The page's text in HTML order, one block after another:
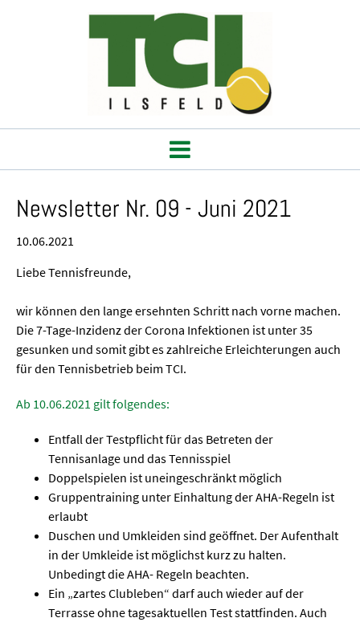
Newsletter Nr. 09 - Juni 2021
10.06.2021
Liebe Tennisfreunde,
wir können den lange ersehnten Schritt nach vorne machen.
Die 7-Tage-Inzidenz der Corona Infektionen ist unter 35
gesunken und somit gibt es zahlreiche Erleichterungen auch
für den Tennisbetrieb beim TCI.
Ab 10.06.2021 gilt folgendes:
Entfall der Testpflicht für das Betreten der
Tennisanlage und das Tennisspiel
Doppelspielen ist uneingeschränkt möglich
Gruppentraining unter Einhaltung der AHA-Regeln ist
erlaubt
Duschen und Umkleiden sind geöffnet. Der Aufenthalt
in der Umkleide ist möglichst kurz zu halten.
Unbedingt die AHA- Regeln beachten.
Ein „zartes Clubleben“ darf auch wieder auf der
Terrasse ohne tagesaktuellen Test stattfinden. Auch